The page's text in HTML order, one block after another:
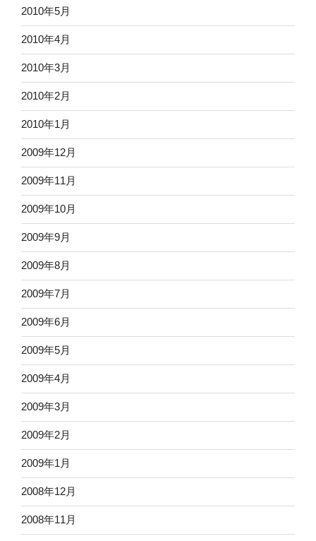
2010年5月
2010年4月
2010年3月
2010年2月
2010年1月
2009年12月
2009年11月
2009年10月
2009年9月
2009年8月
2009年7月
2009年6月
2009年5月
2009年4月
2009年3月
2009年2月
2009年1月
2008年12月
2008年11月